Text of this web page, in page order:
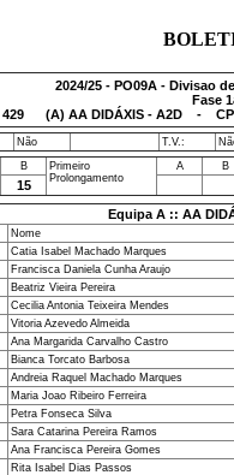
2024/25 - PO09A - Divisao
Fase
429(A) AA DIDÁXIS - A2D - CP
Não T.V.:
B
Primeiro
Prolongamento
A B
15
Equipa A :: AA
Nome
Catia Isabel Machado Marques
Francisca Daniela Cunha Araujo
Beatriz Vieira Pereira
Cecilia Antonia Teixeira Mendes
Vitoria Azevedo Almeida
Ana Margarida Carvalho Castro
Bianca Torcato Barbosa
Andreia Raquel Machado Marques
Maria Joao Ribeiro Ferreira
Petra Fonseca Silva
Sara Catarina Pereira Ramos
Ana Francisca Pereira Gomes
Rita Isabel Dias Passos